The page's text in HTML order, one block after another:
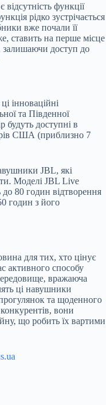
функції
рідко зустрічається
вже почали її
ставить на перше місце
залишаючи доступ до
інноваційні
та Південної
доступні в
США (приблизно 7
JBL, які
Моделі JBL Live
80 годин відтворення
годин з його
для тих, хто цінує
активного способу
вражаюча
ці навушники
та щоденного
вони
що робить їх вартими